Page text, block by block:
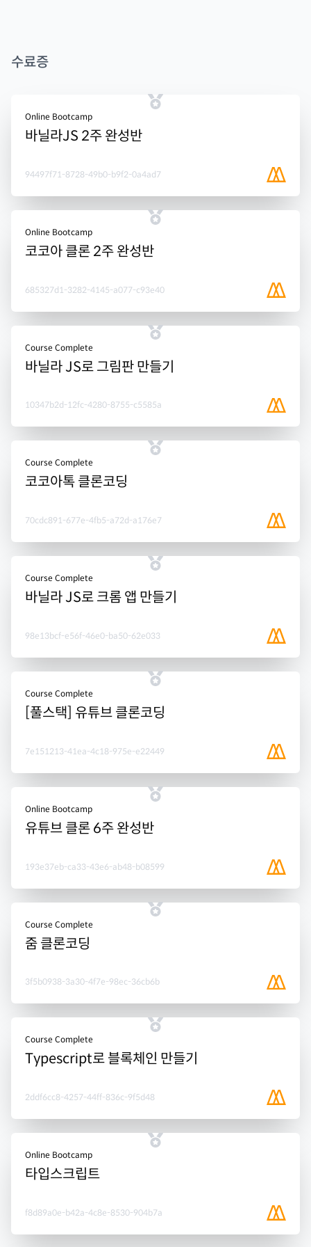
수료증
Online Bootcamp
바닐라JS 2주 완성반
94497f71-8728-49b0-b9f2-0a4ad7
Online Bootcamp
코코아 클론 2주 완성반
685327d1-3282-4145-a077-c93e40
Course Complete
바닐라 JS로 그림판 만들기
10347b2d-12fc-4280-8755-c5585a
Course Complete
코코아톡 클론코딩
70cdc891-677e-4fb5-a72d-a176e7
Course Complete
바닐라 JS로 크롬 앱 만들기
98e13bcf-e56f-46e0-ba50-62e033
Course Complete
[풀스택] 유튜브 클론코딩
7e151213-41ea-4c18-975e-e22449
Online Bootcamp
유튜브 클론 6주 완성반
193e37eb-ca33-43e6-ab48-b08599
Course Complete
줌 클론코딩
3f5b0938-3a30-4f7e-98ec-36cb6b
Course Complete
Typescript로 블록체인 만들기
2ddf6cc8-4257-44ff-836c-9f5d48
Online Bootcamp
타입스크립트
f8d89a0e-b42a-4c8e-8530-904b7a